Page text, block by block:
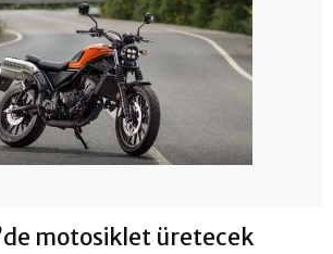
motosiklet üretecek